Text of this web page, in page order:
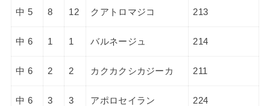
中 5 8 12 クアトロマジコ 213
中 6 1 1 バルネージュ 214
中 6 2 2 カクカクシカジーカ 211
中 6 3 3 アポロセイラン 224